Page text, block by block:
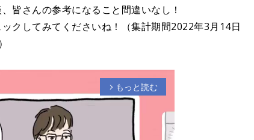
皆さんの参考になること間違いなし！
クしてみてくださいね！（集計期間2022年3月14日
arrow_forward_ios もっと読む